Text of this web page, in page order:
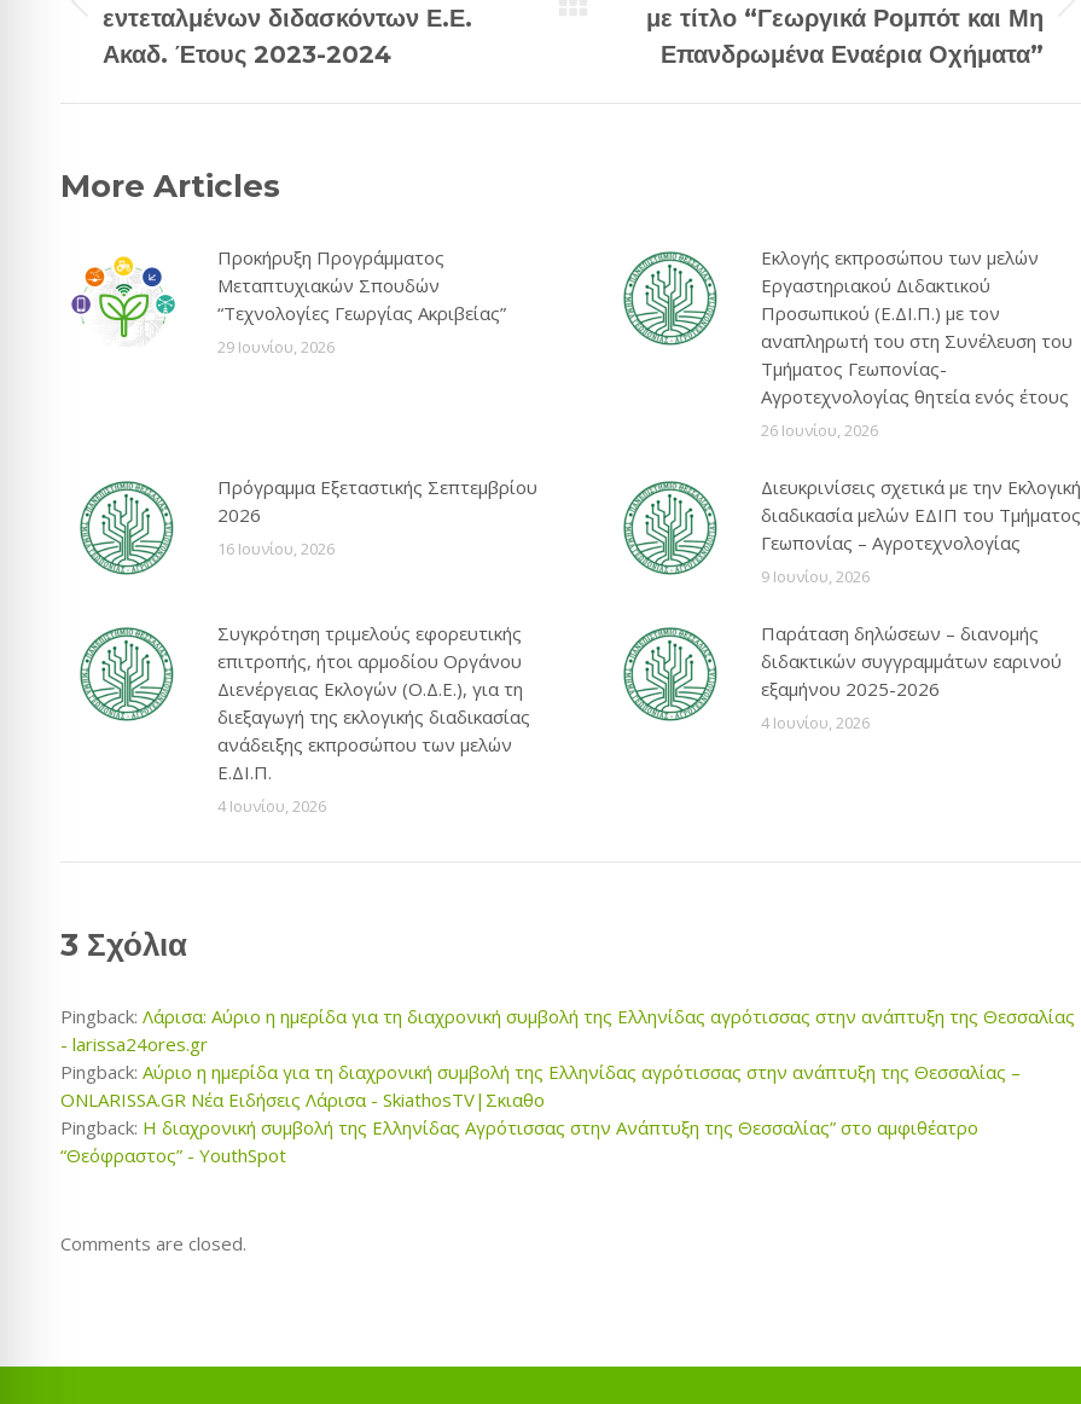
Previous
post:
εντεταλμένων διδασκόντων Ε.Ε.
Ακαδ. Έτους 2023-2024
Next
post:
με τίτλο “Γεωργικά Ρομπότ και Μη
Επανδρωμένα Εναέρια Οχήματα”
More Articles
Προκήρυξη Προγράμματος
Μεταπτυχιακών Σπουδών
“Τεχνολογίες Γεωργίας Ακριβείας”
29 Ιουνίου, 2026
Εκλογής εκπροσώπου των μελών
Εργαστηριακού Διδακτικού
Προσωπικού (Ε.ΔΙ.Π.) με τον
αναπληρωτή του στη Συνέλευση του
Τμήματος Γεωπονίας-
Αγροτεχνολογίας θητεία ενός έτους
26 Ιουνίου, 2026
Πρόγραμμα Εξεταστικής Σεπτεμβρίου
2026
16 Ιουνίου, 2026
Διευκρινίσεις σχετικά με την Εκλογική
διαδικασία μελών ΕΔΙΠ του Τμήματος
Γεωπονίας – Αγροτεχνολογίας
9 Ιουνίου, 2026
Συγκρότηση τριμελούς εφορευτικής
επιτροπής, ήτοι αρμοδίου Οργάνου
Διενέργειας Εκλογών (Ο.Δ.Ε.), για τη
διεξαγωγή της εκλογικής διαδικασίας
ανάδειξης εκπροσώπου των μελών
Ε.ΔΙ.Π.
4 Ιουνίου, 2026
Παράταση δηλώσεων – διανομής
διδακτικών συγγραμμάτων εαρινού
εξαμήνου 2025-2026
4 Ιουνίου, 2026
3 Σχόλια
Pingback: Λάρισα: Αύριο η ημερίδα για τη διαχρονική συμβολή της Ελληνίδας αγρότισσας στην ανάπτυξη της Θεσσαλίας
- larissa24ores.gr
Pingback: Αύριο η ημερίδα για τη διαχρονική συμβολή της Ελληνίδας αγρότισσας στην ανάπτυξη της Θεσσαλίας –
ONLARISSA.GR Νέα Ειδήσεις Λάρισα - SkiathosTV|Σκιαθο
Pingback: Η διαχρονική συμβολή της Ελληνίδας Αγρότισσας στην Ανάπτυξη της Θεσσαλίας” στο αμφιθέατρο
“Θεόφραστος” - YouthSpot
Comments are closed.